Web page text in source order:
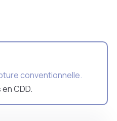
conventionnelle.
CDD.